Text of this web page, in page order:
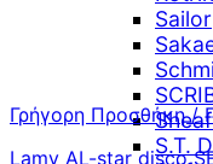
Sailor
S.T.
Γρήγορη Προσθήκη /
Lamy AL-star disco